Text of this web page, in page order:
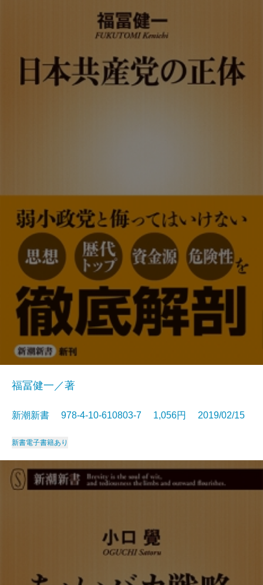
福冨健一／著
新潮新書 978-4-10-610803-7 1,056円 2019/02/15
新書電子書籍あり